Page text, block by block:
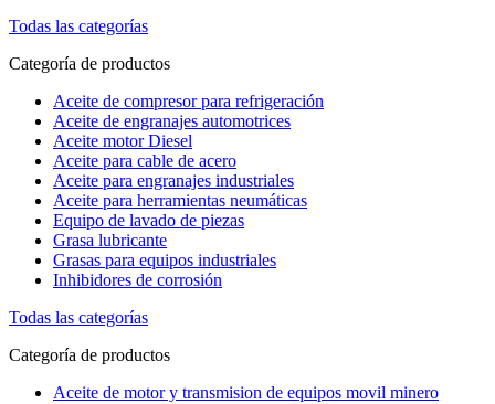
Todas las categorías
Categoría de productos
Aceite de compresor para refrigeración
Aceite de engranajes automotrices
Aceite motor Diesel
Aceite para cable de acero
Aceite para engranajes industriales
Aceite para herramientas neumáticas
Equipo de lavado de piezas
Grasa lubricante
Grasas para equipos industriales
Inhibidores de corrosión
Todas las categorías
Categoría de productos
Aceite de motor y transmision de equipos movil minero